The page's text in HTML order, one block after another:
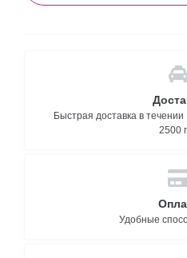
Быстрая доставка в
2500
Удобные